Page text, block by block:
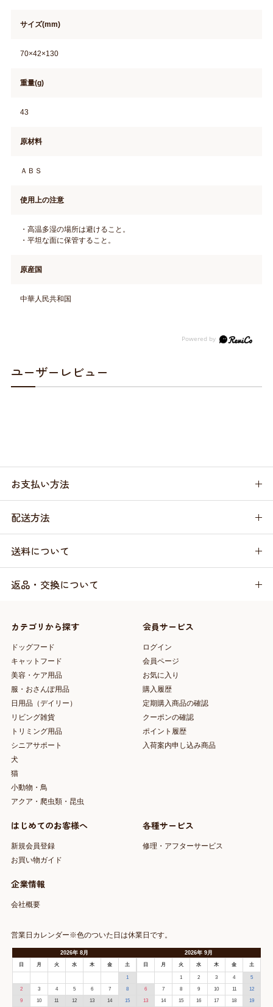
サイズ(mm)
70×42×130
重量(g)
43
原材料
ＡＢＳ
使用上の注意
・高温多湿の場所は避けること。
・平坦な面に保管すること。
原産国
中華人民共和国
ユーザーレビュー
お支払い方法
配送方法
送料について
返品・交換について
カテゴリから探す
ドッグフード
キャットフード
美容・ケア用品
服・おさんぽ用品
日用品（デイリー）
リビング雑貨
トリミング用品
シニアサポート
犬
猫
小動物・鳥
アクア・爬虫類・昆虫
会員サービス
ログイン
会員ページ
お気に入り
購入履歴
定期購入商品の確認
クーポンの確認
ポイント履歴
入荷案内申し込み商品
はじめてのお客様へ
新規会員登録
お買い物ガイド
各種サービス
修理・アフターサービス
企業情報
会社概要
営業日カレンダー※色のついた日は休業日です。
2026年 8月
日 月 火 水 木 金 土
1
2 3 4 5 6 7 8
9 10 11 12 13 14 15
2026年9月
日 月 火 水 木 金 土
1 2 3 4 5
6 7 8 9 10 11 12
13 14 15 16 17 18 19